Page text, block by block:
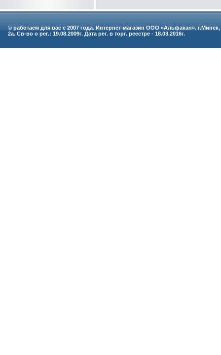
© работаем для вас с 2007 года. Интернет-магазин ООО «Альфакан».
2а. Св-во о рег.: 19.08.2009г. Дата рег. в торг. реестре - 18.03.2016г.